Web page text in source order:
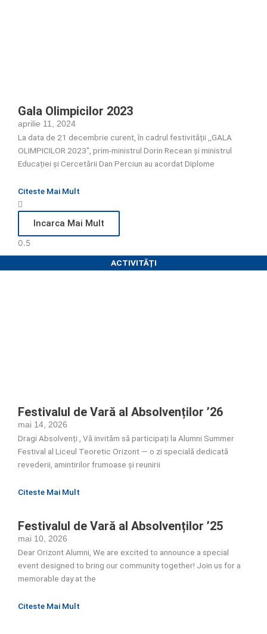
Gala Olimpicilor 2023
aprilie 11, 2024
La data de 21 decembrie curent, în cadrul festivității ,,GALA
OLIMPICILOR 2023″, prim-ministrul Dorin Recean și ministrul
Educației și Cercetării Dan Perciun au acordat Diplome
Citeste Mai Mult
Incarca Mai Mult
ACTIVITĂȚI
Festivalul de Vară al Absolvenților ’26
mai 14, 2026
Dragi Absolvenți , Vă invităm să participați la Alumni Summer
Festival al Liceul Teoretic Orizont — o zi specială dedicată
revederii, amintirilor frumoase și reunirii
Citeste Mai Mult
Festivalul de Vară al Absolvenților ’25
mai 10, 2026
Dear Orizont Alumni, We are excited to announce a special
event designed to bring our community together! Join us for a
memorable day at the
Citeste Mai Mult